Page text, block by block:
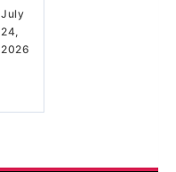
July
24,
2026